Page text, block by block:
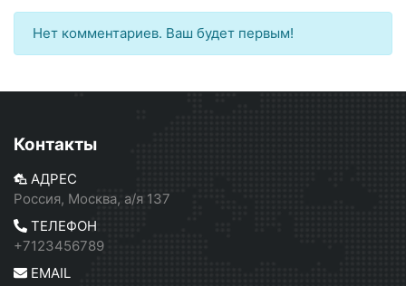
Нет комментариев. Ваш будет первым!
Контакты
АДРЕС
Россия, Москва, а/я 137
ТЕЛЕФОН
+7123456789
EMAIL